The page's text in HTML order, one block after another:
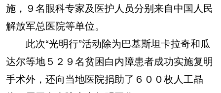
施，９名眼科专家及医护人员分别来自中国人民
解放军总医院等单位。
此次“光明行”活动除为巴基斯坦卡拉奇和瓜
达尔等地５２９名贫困白内障患者成功实施复明
手术外，还向当地医院捐助了６００枚人工晶